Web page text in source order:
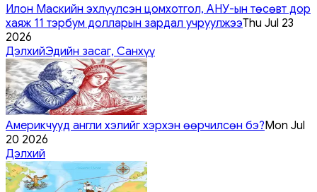
Илон Маскийн эхлүүлсэн цомхотгол, АНУ-ын төсөвт дор
хаяж 11 тэрбум долларын зардал учруулжээThu Jul 23
2026
ДэлхийЭдийн засаг, Санхүү
Америкчууд англи хэлийг хэрхэн өөрчилсөн бэ?Mon Jul
20 2026
Дэлхий